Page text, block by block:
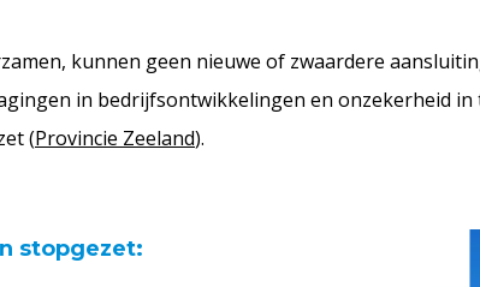
kunnen geen nieuwe of zwaardere
in bedrijfsontwikkelingen en onzekerheid
(Provincie Zeeland)​​​.
stopgezet: